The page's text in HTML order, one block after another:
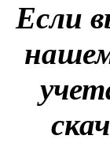
Если